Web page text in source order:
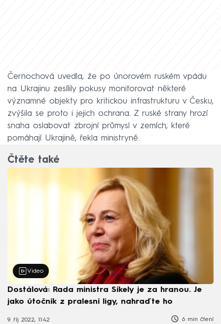
Černochová uvedla, že po únorovém ruském vpádu
na Ukrajinu zesílily pokusy monitorovat některé
významné objekty pro kritickou infrastrukturu v Česku,
zvýšila se proto i jejich ochrana. Z ruské strany hrozí
snaha oslabovat zbrojní průmysl v zemích, které
pomáhají Ukrajině, řekla ministryně.
Čtěte také
Video
Dostálová: Rada ministra Síkely je za hranou. Je
jako útočník z pralesní ligy, nahraďte ho
9. říj 2022, 11:42 6 min čtení